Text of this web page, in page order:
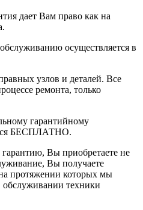
дает Вам право как на
осуществляется в
узлов и деталей. Все
ремонта, только
гарантийному
БЕСПЛАТНО.
Вы приобретаете не
Вы получаете
протяжении которых мы
обслуживании техники